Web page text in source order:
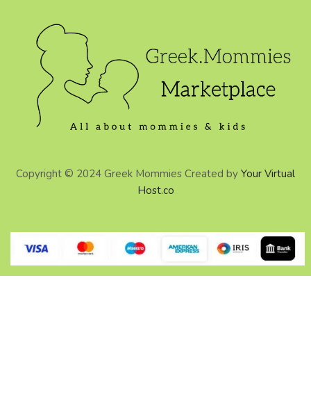
Copyright © 2024 Greek Mommies Created by Your Virtual
Host.co